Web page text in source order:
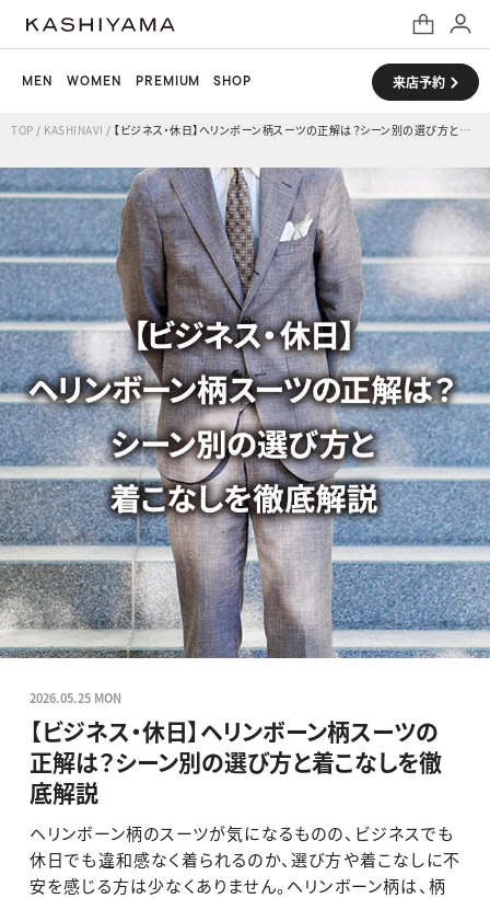
MEN WOMEN PREMIUM SHOP 来店予約
TOP / KASHINAVI / 【ビジネス・休日】ヘリンボーン柄スーツの正解は？シーン別の選び方と着こなしを徹底解説
2026.05.25 MON
【ビジネス・休日】ヘリンボーン柄スーツの
正解は？シーン別の選び方と着こなしを徹
底解説
ヘリンボーン柄のスーツが気になるものの、ビジネスでも
休日でも違和感なく着られるのか、選び方や着こなしに不
安を感じる方は少なくありません。ヘリンボーン柄は、柄